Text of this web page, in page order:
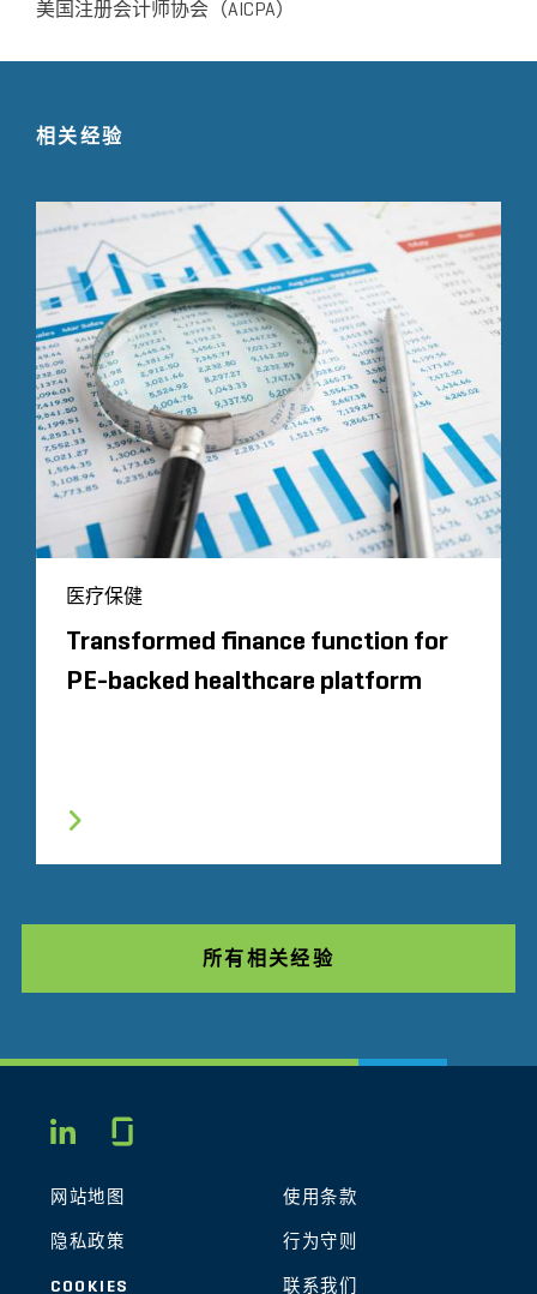
美国注册会计师协会（AICPA）
相关经验
医疗保健
Transformed finance function for
PE-backed healthcare platform
所有相关经验
LINKEDIN
网站地图 使用条款
隐私政策 行为守则
COOKIES 联系我们